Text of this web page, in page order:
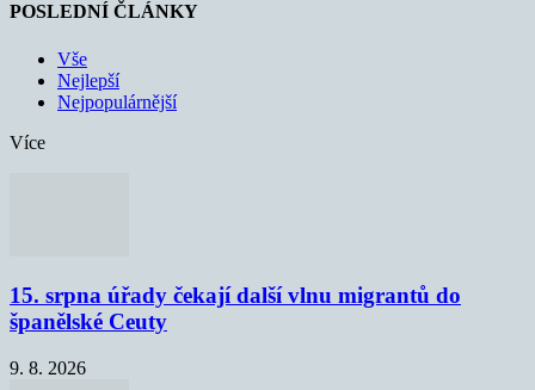
POSLEDNÍ ČLÁNKY
Vše
Nejlepší
Nejpopulárnější
Více
15. srpna úřady čekají další vlnu migrantů do
španělské Ceuty
9. 8. 2026